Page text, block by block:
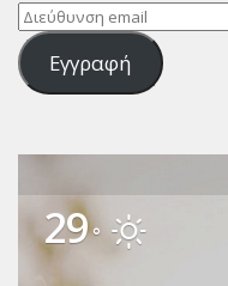
Διεύθυνση
email
Εγγραφή
29°